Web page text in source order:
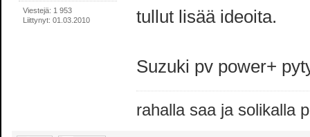
Viestejä: 1 953
Liittynyt: 01.03.2010
tullut lisää ideoita.
Suzuki pv power+
rahalla saa ja solikalla